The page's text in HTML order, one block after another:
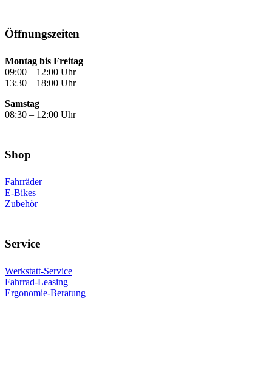
Öffnungs­zeiten
Montag bis Freitag
09:00 – 12:00 Uhr
13:30 – 18:00 Uhr
Samstag
08:30 – 12:00 Uhr
Shop
Fahrräder
E-Bikes
Zubehör
Service
Werkstatt-Service
Fahrrad-Leasing
Ergonomie-Beratung